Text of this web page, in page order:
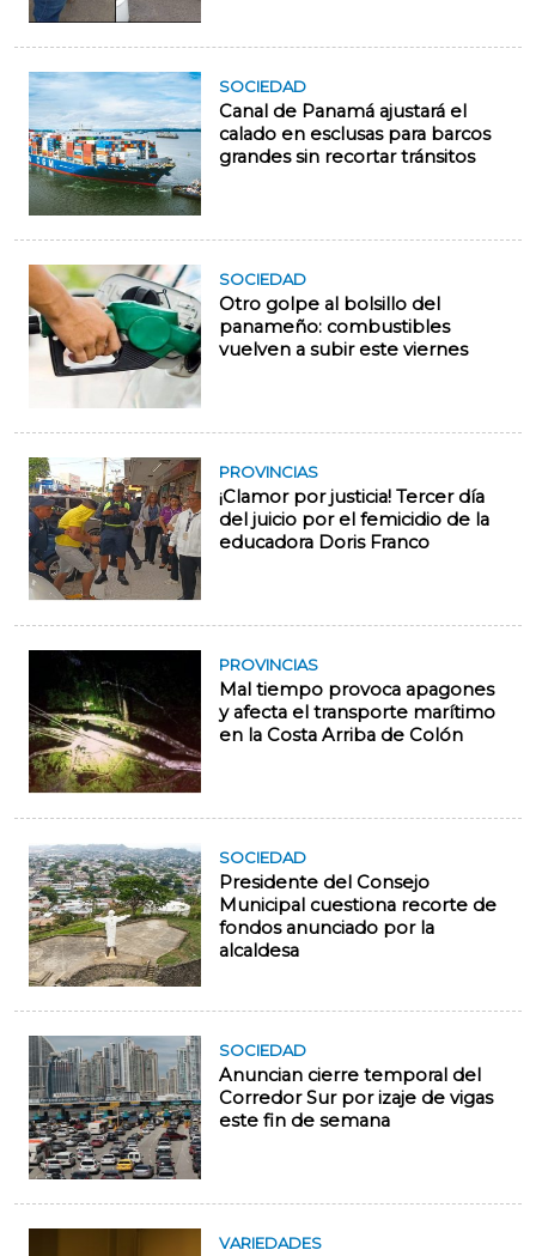
SOCIEDAD
Canal de Panamá ajustará el
calado en esclusas para barcos
grandes sin recortar tránsitos
SOCIEDAD
Otro golpe al bolsillo del
panameño: combustibles
vuelven a subir este viernes
PROVINCIAS
¡Clamor por justicia! Tercer día
del juicio por el femicidio de la
educadora Doris Franco
PROVINCIAS
Mal tiempo provoca apagones
y afecta el transporte marítimo
en la Costa Arriba de Colón
SOCIEDAD
Presidente del Consejo
Municipal cuestiona recorte de
fondos anunciado por la
alcaldesa
SOCIEDAD
Anuncian cierre temporal del
Corredor Sur por izaje de vigas
este fin de semana
VARIEDADES